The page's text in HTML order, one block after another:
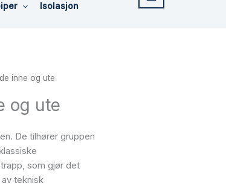
Isolasjon
inne og ute
og ute
De tilhører gruppen
som gjør det
teknisk